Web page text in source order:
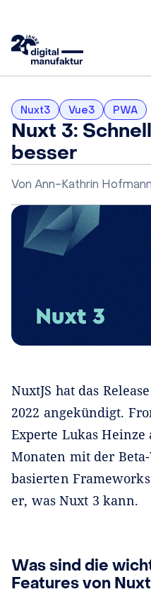
Nuxt3 Vue3 PWA
Nuxt 3:
besser
Von Ann-Kathrin Hofmann
NuxtJS hat das
2022 angekündigt.
Experte Lukas
Monaten mit der
basierten
er, was Nuxt 3 kann.
Was sind die
Features von